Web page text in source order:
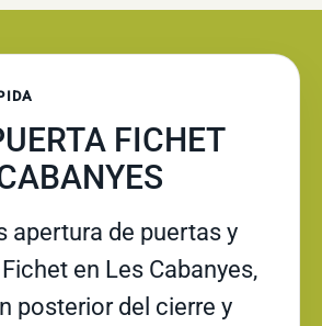
FICHET
apertura de puertas y
en Les Cabanyes,
posterior del cierre y